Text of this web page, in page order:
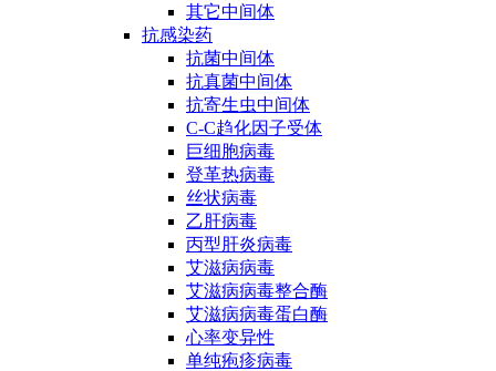
其它中间体
抗感染药
抗菌中间体
抗真菌中间体
抗寄生虫中间体
C-C趋化因子受体
巨细胞病毒
登革热病毒
丝状病毒
乙肝病毒
丙型肝炎病毒
艾滋病病毒
艾滋病病毒整合酶
艾滋病病毒蛋白酶
心率变异性
单纯疱疹病毒